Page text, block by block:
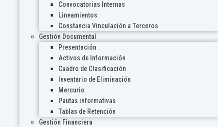
Convocatorias Internas
Lineamientos
Constancia Vinculación a Terceros
Gestión Documental
Presentación
Activos de Información
Cuadro de Clasificación
Inventario de Eliminación
Mercurio
Pautas informativas
Tablas de Retención
Gestión Financiera